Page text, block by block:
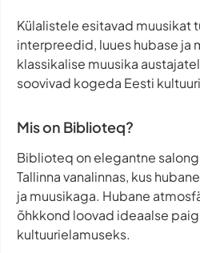
Külalistele esitavad muusikat
interpreedid, luues hubase ja
klassikalise muusika
soovivad kogeda Eesti
Mis on Biblioteq?
Biblioteq on elegantne
Tallinna vanalinnas, kus
ja muusikaga. Hubane
õhkkond loovad ideaalse
kultuurielamuseks.